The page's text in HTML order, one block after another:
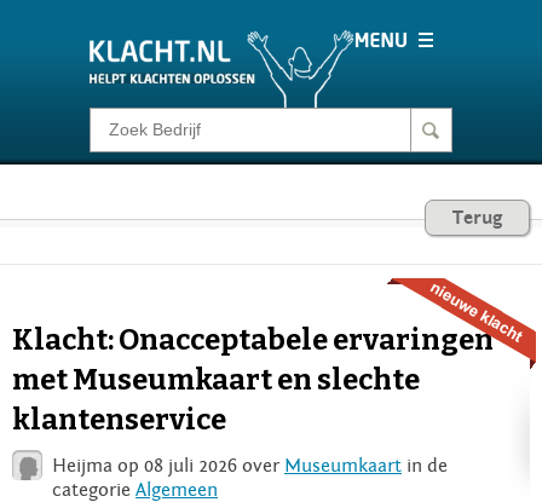
Klacht melden
Consumentenrecht
Voor Bedrijven
Terug
Klacht: Onacceptabele ervaringen
met Museumkaart en slechte
klantenservice
Heijma op 08 juli 2026 over Museumkaart in de
categorie Algemeen